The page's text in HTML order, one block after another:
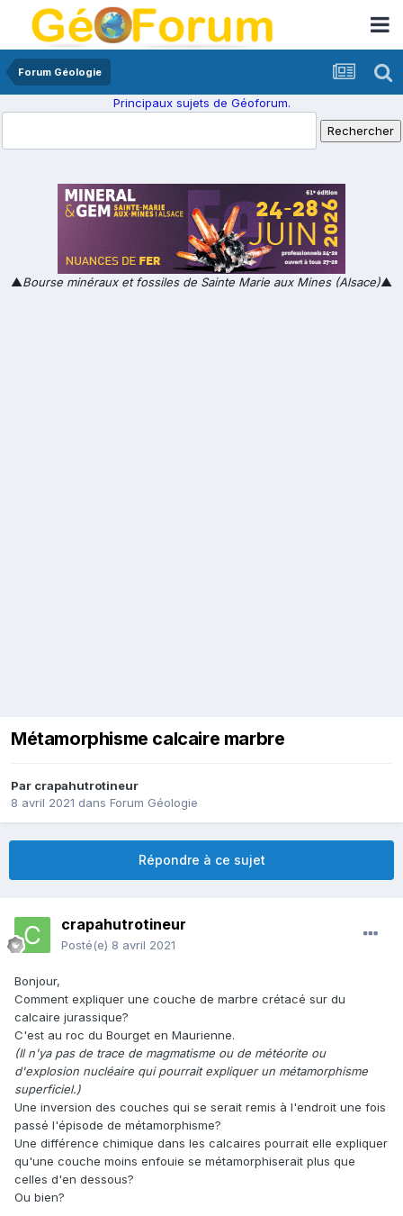
Forum Géologie
Principaux sujets de Géoforum.
▲Bourse minéraux et fossiles de Sainte Marie aux Mines (Alsace)▲
Métamorphisme calcaire marbre
Par crapahutrotineur
8 avril 2021 dans Forum Géologie
Répondre à ce sujet
crapahutrotineur
Posté(e) 8 avril 2021
Bonjour,
Comment expliquer une couche de marbre crétacé sur du
calcaire jurassique?
C'est au roc du Bourget en Maurienne.
(Il n'ya pas de trace de magmatisme ou de météorite ou
d'explosion nucléaire qui pourrait expliquer un métamorphisme
superficiel.)
Une inversion des couches qui se serait remis à l'endroit une fois
passé l'épisode de métamorphisme?
Une différence chimique dans les calcaires pourrait elle expliquer
qu'une couche moins enfouie se métamorphiserait plus que
celles d'en dessous?
Ou bien?